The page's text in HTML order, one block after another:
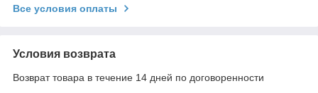
Все условия оплаты
Условия возврата
Возврат товара в течение 14 дней по договоренности